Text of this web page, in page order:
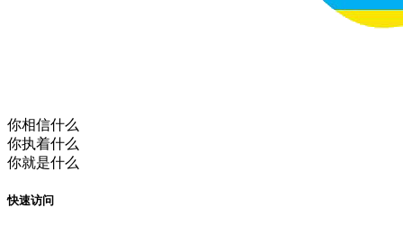
你相信什么
你执着什么
你就是什么
快速访问